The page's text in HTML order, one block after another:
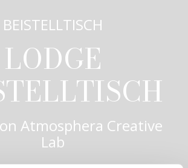
BEISTELLTISCH
LODGE
Atmosphera Creative
Lab